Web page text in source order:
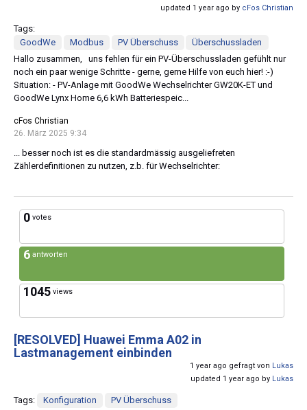
updated 1 year ago by cFos Christian
Tags:
GoodWe
Modbus PV Überschuss
Überschussladen
Hallo zusammen, uns fehlen für ein PV-Überschussladen gefühlt nur
noch ein paar wenige Schritte - gerne, gerne Hilfe von euch hier! :-)
Situation: - PV-Anlage mit GoodWe Wechselrichter GW20K-ET und
GoodWe Lynx Home 6,6 kWh Batteriespeic...
cFos Christian
26. März 2025 9:34
... besser noch ist es die standardmässig ausgeliefreten
Zählerdefinitionen zu nutzen, z.b. für Wechselrichter:
0 votes
6 antworten
1045 views
[RESOLVED] Huawei Emma A02 in
Lastmanagement einbinden
1 year ago gefragt von Lukas
updated 1 year ago by Lukas
Tags: Konfiguration
PV Überschuss